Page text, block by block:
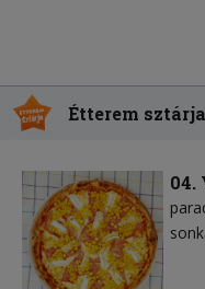
Étterem
04.